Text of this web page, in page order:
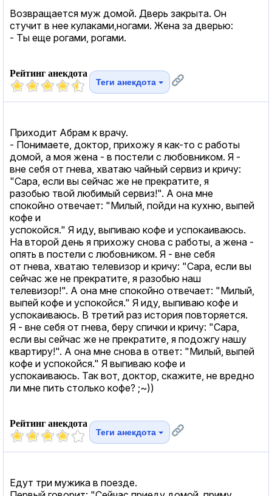
Возвращается муж домой. Дверь закрыта. Он
стучит в нее кулаками,ногами. Жена за дверью:
- Ты еще рогами, рогами.
Рейтинг анекдота
Теги анекдота
Приходит Абрам к врачу.
- Понимаете, доктор, прихожу я как-то с работы
домой, а моя жена - в постели с любовником. Я -
вне себя от гнева, хватаю чайный сервиз и кричу:
"Сара, если вы сейчас же не прекратите, я
разобью твой любимый сервиз!". А она мне
спокойно отвечает: "Милый, пойди на кухню, выпей
кофе и
успокойся." Я иду, выпиваю кофе и успокаиваюсь.
На второй день я прихожу снова с работы, а жена -
опять в постели с любовником. Я - вне себя
от гнева, хватаю телевизор и кричу: "Сара, если вы
сейчас же не прекратите, я разобью наш
телевизор!". А она мне спокойно отвечает: "Милый,
выпей кофе и успокойся." Я иду, выпиваю кофе и
успокаиваюсь. В третий раз история повторяется.
Я - вне себя от гнева, беру спички и кричу: "Сара,
если вы сейчас же не прекратите, я подожгу нашу
квартиру!". А она мне снова в ответ: "Милый, выпей
кофе и успокойся." Я выпиваю кофе и
успокаиваюсь. Так вот, доктор, скажите, не вредно
ли мне пить столько кофе? ;~))
Рейтинг анекдота
Теги анекдота
Едут три мужика в поезде.